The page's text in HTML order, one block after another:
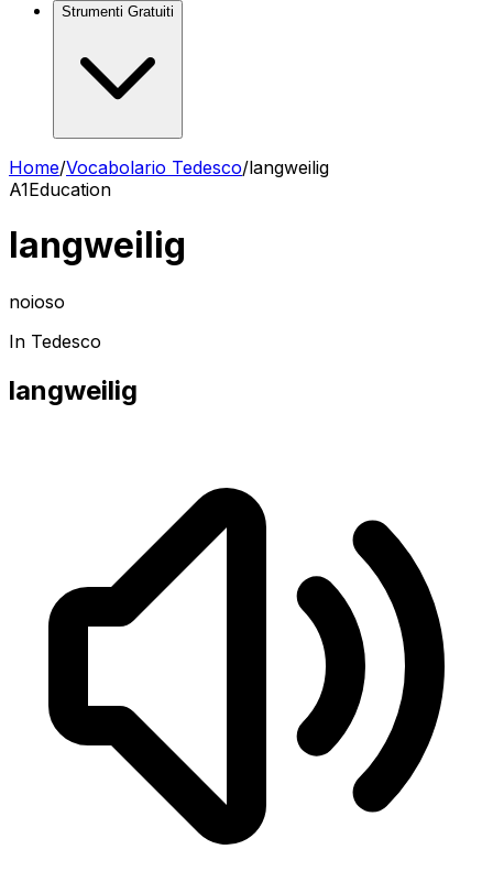
Strumenti Gratuiti
Home/Vocabolario Tedesco/langweilig
A1Education
langweilig
noioso
In Tedesco
langweilig